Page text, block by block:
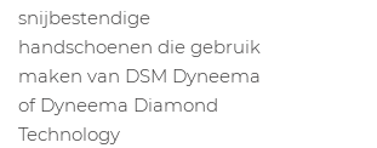
snijbestendige
handschoenen die gebruik
maken van DSM Dyneema
of Dyneema Diamond
Technology